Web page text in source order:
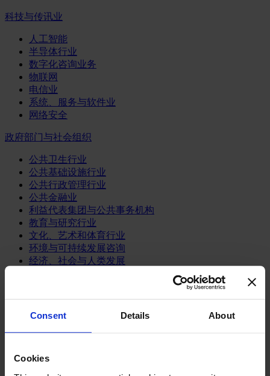
Consent Details About
Cookies
科技与传讯业
人工智能
半导体行业
数字化咨询业务
物联网
电信业
系统、服务与软件业
网络安全
政府部门与社会组织
公共卫生行业
公共基础设施行业
公共行政管理行业
公共金融业
利益代表集团与公共事务机构
教育与研究行业
文化、艺术和体育行业
环境与可持续发展咨询
经济、社会与人类发展
媒体和娱乐业
消费品
餐饮、旅游与酒店业